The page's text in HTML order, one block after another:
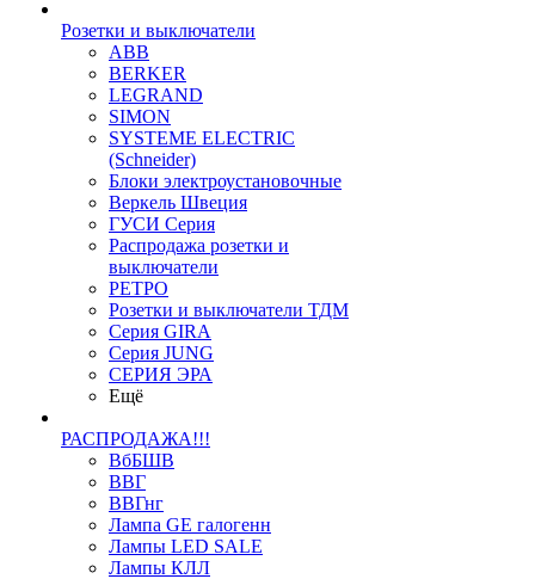
Розетки и выключатели
ABB
BERKER
LEGRAND
SIMON
SYSTEME ELECTRIC
(Schneider)
Блоки электроустановочные
Веркель Швеция
ГУСИ Серия
Распродажа розетки и
выключатели
РЕТРО
Розетки и выключатели ТДМ
Серия GIRA
Серия JUNG
СЕРИЯ ЭРА
Ещё
РАСПРОДАЖА!!!
ВбБШВ
ВВГ
ВВГнг
Лампа GE галогенн
Лампы LED SALE
Лампы КЛЛ